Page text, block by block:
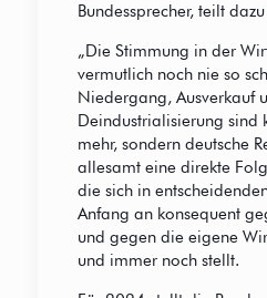
Bundessprecher, teilt
„Die Stimmung in der
vermutlich noch nie so
Niedergang, Ausverkauf
Deindustrialisierung sind
mehr, sondern deutsche
allesamt eine direkte
die sich in
Anfang an konsequent
und gegen die eigene
und immer noch stellt.